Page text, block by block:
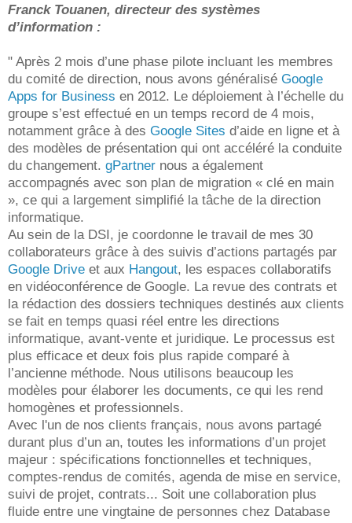
Franck Touanen, directeur des systèmes
d’information :
" Après 2 mois d’une phase pilote incluant les membres
du comité de direction, nous avons généralisé Google
Apps for Business en 2012. Le déploiement à l’échelle du
groupe s’est effectué en un temps record de 4 mois,
notamment grâce à des Google Sites d’aide en ligne et à
des modèles de présentation qui ont accéléré la conduite
du changement. gPartner nous a également
accompagnés avec son plan de migration « clé en main
», ce qui a largement simplifié la tâche de la direction
informatique.
Au sein de la DSI, je coordonne le travail de mes 30
collaborateurs grâce à des suivis d’actions partagés par
Google Drive et aux Hangout, les espaces collaboratifs
en vidéoconférence de Google. La revue des contrats et
la rédaction des dossiers techniques destinés aux clients
se fait en temps quasi réel entre les directions
informatique, avant-vente et juridique. Le processus est
plus efficace et deux fois plus rapide comparé à
l’ancienne méthode. Nous utilisons beaucoup les
modèles pour élaborer les documents, ce qui les rend
homogènes et professionnels.
Avec l'un de nos clients français, nous avons partagé
durant plus d’un an, toutes les informations d’un projet
majeur : spécifications fonctionnelles et techniques,
comptes-rendus de comités, agenda de mise en service,
suivi de projet, contrats... Soit une collaboration plus
fluide entre une vingtaine de personnes chez Database